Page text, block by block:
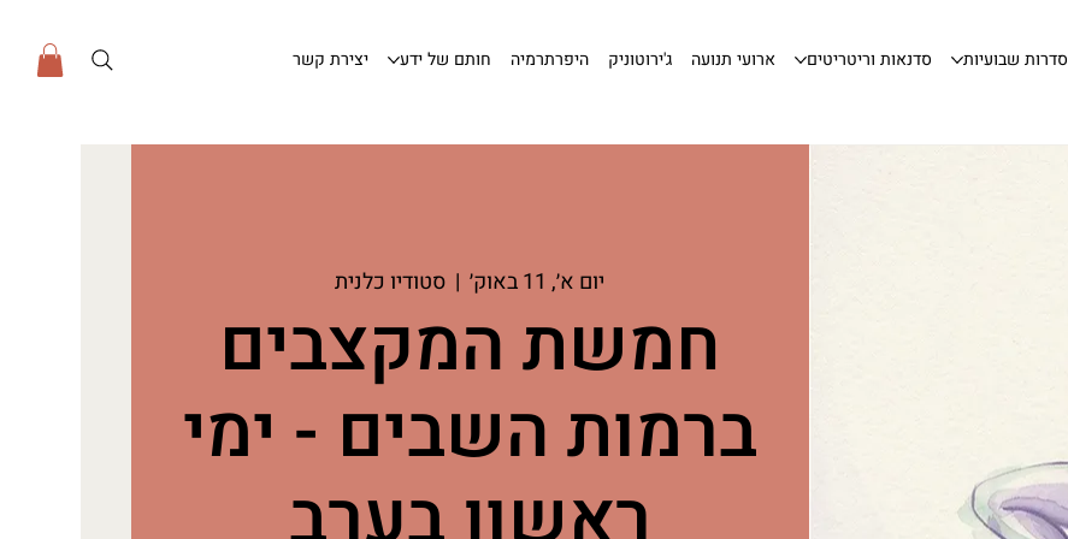
סדרות שבועיות סדנאות וריטריטים ארועי תנועה ג'ירוטוניק היפרתרמיה חותם של ידע יצירת קשר
יום א׳, 11 באוק׳
  |
סטודיו כלנית
חמשת המקצבים
ברמות השבים - ימי